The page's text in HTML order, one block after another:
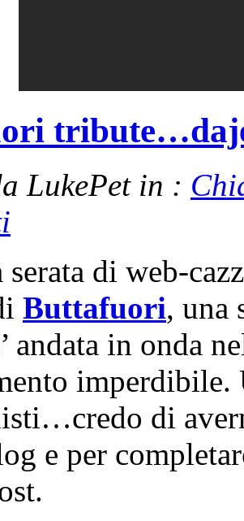
LukePet in :
serata di web-
Buttafuori, una
andata in onda
imperdibile.
di
e per